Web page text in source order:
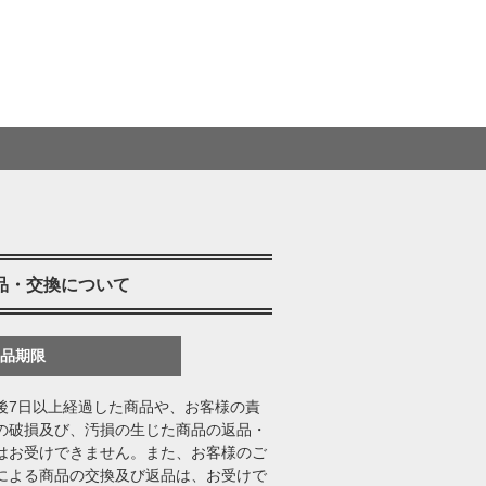
・交換について
期限
7日以上経過した商品や、お客様の責
破損及び、汚損の生じた商品の返品・
お受けできません。また、お客様のご
よる商品の交換及び返品は、お受けで